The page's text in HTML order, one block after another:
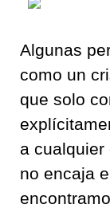
Algunas
como un
que solo
a cualquier
no encaja